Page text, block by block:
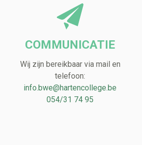
COMMUNICATIE
Wij zijn bereikbaar via mail en
telefoon:
info.bwe@hartencollege.be
054/31 74 95